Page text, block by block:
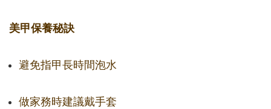
美甲保養秘訣
避免指甲長時間泡水
做家務時建議戴手套